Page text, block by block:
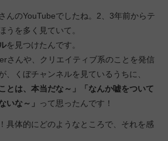
んのYouTubeでしたね。2、3年前からテ
うを多く見ていて。
を見つけたんです。
さんや、クリエイティブ系のことを発信
、くぼチャンネルを見ているうちに、
とは、本当だな～」「なんか嘘をついて
いな～」
って思ったんです！
具体的にどのようなところで、それを感